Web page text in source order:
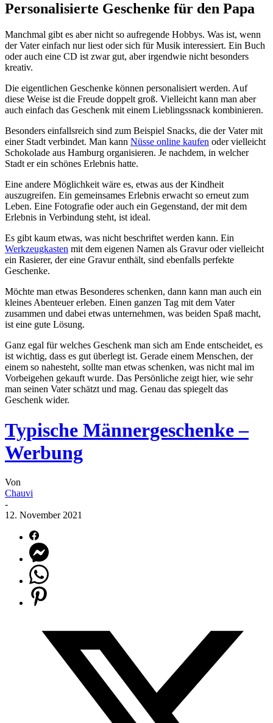
Personalisierte Geschenke für den Papa
Manchmal gibt es aber nicht so aufregende Hobbys. Was ist, wenn
der Vater einfach nur liest oder sich für Musik interessiert. Ein Buch
oder auch eine CD ist zwar gut, aber irgendwie nicht besonders
kreativ.
Die eigentlichen Geschenke können personalisiert werden. Auf
diese Weise ist die Freude doppelt groß. Vielleicht kann man aber
auch einfach das Geschenk mit einem Lieblingssnack kombinieren.
Besonders einfallsreich sind zum Beispiel Snacks, die der Vater mit
einer Stadt verbindet. Man kann Nüsse online kaufen oder vielleicht
Schokolade aus Hamburg organisieren. Je nachdem, in welcher
Stadt er ein schönes Erlebnis hatte.
Eine andere Möglichkeit wäre es, etwas aus der Kindheit
auszugreifen. Ein gemeinsames Erlebnis erwacht so erneut zum
Leben. Eine Fotografie oder auch ein Gegenstand, der mit dem
Erlebnis in Verbindung steht, ist ideal.
Es gibt kaum etwas, was nicht beschriftet werden kann. Ein
Werkzeugkasten mit dem eigenen Namen als Gravur oder vielleicht
ein Rasierer, der eine Gravur enthält, sind ebenfalls perfekte
Geschenke.
Möchte man etwas Besonderes schenken, dann kann man auch ein
kleines Abenteuer erleben. Einen ganzen Tag mit dem Vater
zusammen und dabei etwas unternehmen, was beiden Spaß macht,
ist eine gute Lösung.
Ganz egal für welches Geschenk man sich am Ende entscheidet, es
ist wichtig, dass es gut überlegt ist. Gerade einem Menschen, der
einem so nahesteht, sollte man etwas schenken, was nicht mal im
Vorbeigehen gekauft wurde. Das Persönliche zeigt hier, wie sehr
man seinen Vater schätzt und mag. Genau das spiegelt das
Geschenk wider.
Typische Männergeschenke –
Werbung
Von
Chauvi
-
12. November 2021